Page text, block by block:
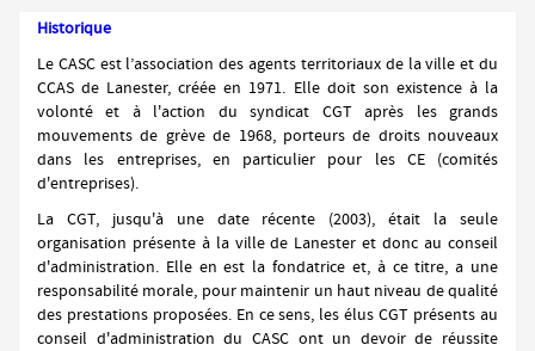
Historique
Le CASC est l’association des agents territoriaux de la ville et du
CCAS de Lanester, créée en 1971. Elle doit son existence à la
volonté et à l'action du syndicat CGT après les grands
mouvements de grève de 1968, porteurs de droits nouveaux
dans les entreprises, en particulier pour les CE (comités
d'entreprises).
La CGT, jusqu'à une date récente (2003), était la seule
organisation présente à la ville de Lanester et donc au conseil
d'administration. Elle en est la fondatrice et, à ce titre, a une
responsabilité morale, pour maintenir un haut niveau de qualité
des prestations proposées. En ce sens, les élus CGT présents au
conseil d'administration du CASC ont un devoir de réussite